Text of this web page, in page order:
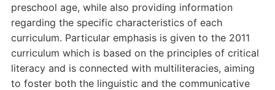
preschool age, while also providing information
regarding the specific characteristics of each
curriculum. Particular emphasis is given to the 2011
curriculum which is based on the principles of critical
literacy and is connected with multiliteracies, aiming
to foster both the linguistic and the communicative